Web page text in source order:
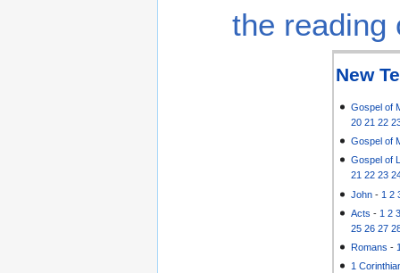
the reading
New
Gospel of
20 21 22
Gospel of
Gospel of
21 22 23
John - 1 2
Acts - 1 2
25 26 27
Romans -
1